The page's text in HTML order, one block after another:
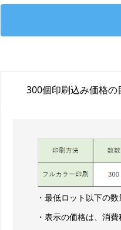
300個印刷込み価格の
・最低ロット以下の
・表示の価格は、消